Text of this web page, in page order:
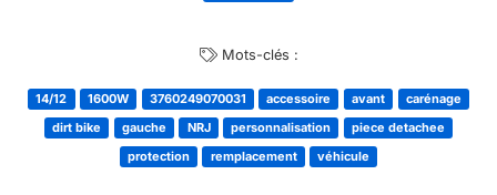
Mots-clés :
14/12 1600W 3760249070031 accessoire avant
carénage
dirt bike
gauche NRJ personnalisation
piece detachee
protection
remplacement véhicule